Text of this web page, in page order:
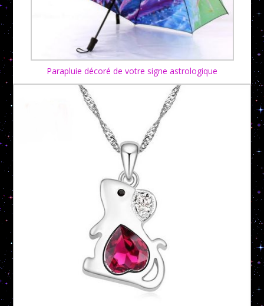
Parapluie décoré de votre signe astrologique